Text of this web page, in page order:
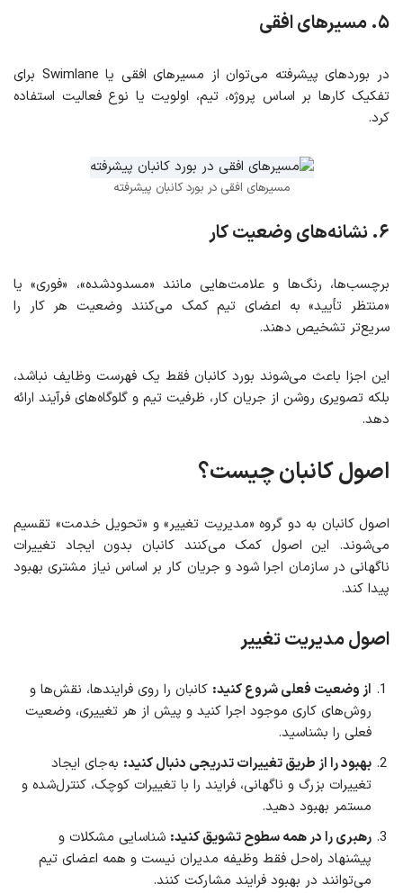
۵. مسیرهای افقی
در بوردهای پیشرفته می‌توان از مسیرهای افقی یا Swimlane برای
تفکیک کارها بر اساس پروژه، تیم، اولویت یا نوع فعالیت استفاده
کرد.
مسیرهای افقی در بورد کانبان پیشرفته
۶. نشانه‌های وضعیت کار
برچسب‌ها، رنگ‌ها و علامت‌هایی مانند «مسدودشده»، «فوری» یا
«منتظر تأیید» به اعضای تیم کمک می‌کنند وضعیت هر کار را
سریع‌تر تشخیص دهند.
این اجزا باعث می‌شوند بورد کانبان فقط یک فهرست وظایف نباشد،
بلکه تصویری روشن از جریان کار، ظرفیت تیم و گلوگاه‌های فرآیند ارائه
دهد.
اصول کانبان چیست؟
اصول کانبان به دو گروه «مدیریت تغییر» و «تحویل خدمت» تقسیم
می‌شوند. این اصول کمک می‌کنند کانبان بدون ایجاد تغییرات
ناگهانی در سازمان اجرا شود و جریان کار بر اساس نیاز مشتری بهبود
پیدا کند.
اصول مدیریت تغییر
از وضعیت فعلی شروع کنید: کانبان را روی فرایندها، نقش‌ها و
روش‌های کاری موجود اجرا کنید و پیش از هر تغییری، وضعیت
فعلی را بشناسید.
بهبود را از طریق تغییرات تدریجی دنبال کنید: به‌جای ایجاد
تغییرات بزرگ و ناگهانی، فرایند را با تغییرات کوچک، کنترل‌شده و
مستمر بهبود دهید.
رهبری را در همه سطوح تشویق کنید: شناسایی مشکلات و
پیشنهاد راه‌حل فقط وظیفه مدیران نیست و همه اعضای تیم
می‌توانند در بهبود فرایند مشارکت کنند.